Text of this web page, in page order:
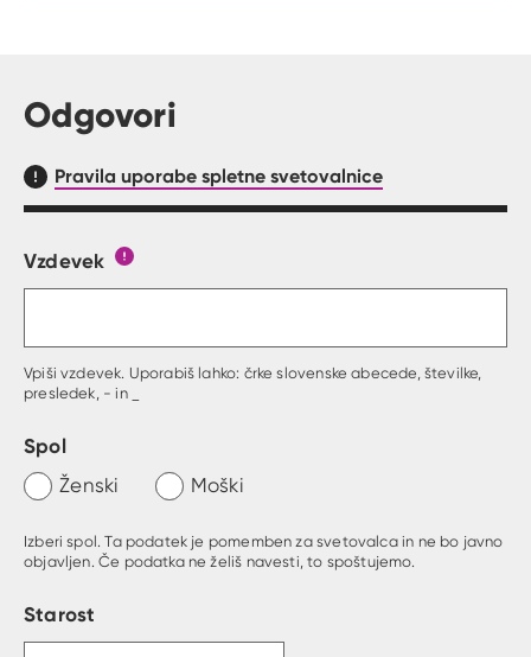
Odgovori
Pravila uporabe spletne svetovalnice
Obrazec, kjer lahko zastaviš vprašanje
Vzdevek
Vpiši vzdevek. Uporabiš lahko: črke slovenske abecede, številke,
presledek, - in _
Spol
Ženski Moški
Izberi spol. Ta podatek je pomemben za svetovalca in ne bo javno
objavljen. Če podatka ne želiš navesti, to spoštujemo.
Starost